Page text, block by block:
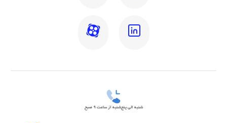
شنبه الی پنج‌شنبه از ساعت 9 صبح